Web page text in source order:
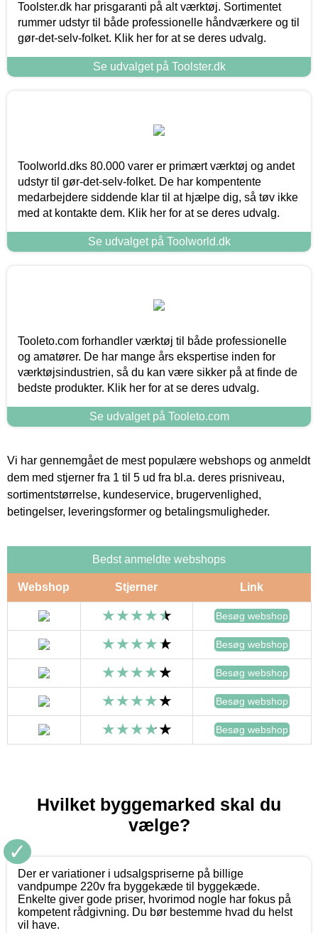
Toolster.dk har prisgaranti på alt værktøj. Sortimentet
rummer udstyr til både professionelle håndværkere og til
gør-det-selv-folket. Klik her for at se deres udvalg.
Se udvalget på Toolster.dk
Toolworld.dks 80.000 varer er primært værktøj og andet
udstyr til gør-det-selv-folket. De har kompentente
medarbejdere siddende klar til at hjælpe dig, så tøv ikke
med at kontakte dem. Klik her for at se deres udvalg.
Se udvalget på Toolworld.dk
Tooleto.com forhandler værktøj til både professionelle
og amatører. De har mange års ekspertise inden for
værktøjsindustrien, så du kan være sikker på at finde de
bedste produkter. Klik her for at se deres udvalg.
Se udvalget på Tooleto.com
Vi har gennemgået de mest populære webshops og anmeldt
dem med stjerner fra 1 til 5 ud fra bl.a. deres prisniveau,
sortimentstørrelse, kundeservice, brugervenlighed,
betingelser, leveringsformer og betalingsmuligheder.
Bedst anmeldte webshops
Webshop Stjerner Link
Besøg webshop
Besøg webshop
Besøg webshop
Besøg webshop
Besøg webshop
Hvilket byggemarked skal du
vælge?
✓
Der er variationer i udsalgspriserne på billige
vandpumpe 220v fra byggekæde til byggekæde.
Enkelte giver gode priser, hvorimod nogle har fokus på
kompetent rådgivning. Du bør bestemme hvad du helst
vil have.